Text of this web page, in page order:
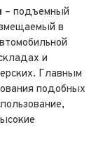
– подъемный
в
и
Главным
подобных